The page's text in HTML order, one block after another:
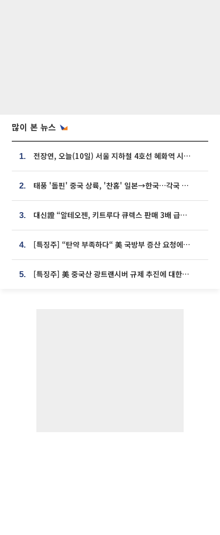
많이 본 뉴스
1. 전장연, 오늘(10일) 서울 지하철 4호선 혜화역 시위…1호선 용산역 무정차
2. 태풍 '돌핀' 중국 상륙, '찬홈' 일본→한국…각국 기상청 예상 경로는?
3. 대신證 “알테오젠, 키트루다 큐렉스 판매 3배 급증…목표가 41만원 상향”
4. [특징주] “탄약 부족하다“ 美 국방부 증산 요청에⋯국내 방산주 급등세
5. [특징주] 美 중국산 광트랜시버 규제 추진에 대한광통신 등 광통신株 강세